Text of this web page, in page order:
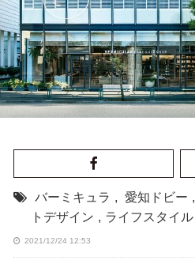
バーミキュラ , 愛知ドビー ,
トデザイン , ライフスタイル
2021/12/24 12:53